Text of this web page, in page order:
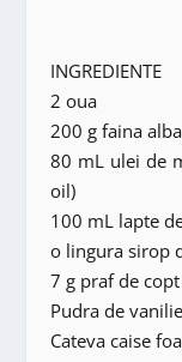
INGREDIENTE
2 oua
200 g faina
80 mL ulei de
oil)
100 mL lapte
o lingura sirop
7 g praf de
Pudra de vanilie
Cateva caise